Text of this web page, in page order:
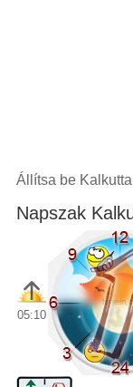
Állítsa be
Napszak
05:10